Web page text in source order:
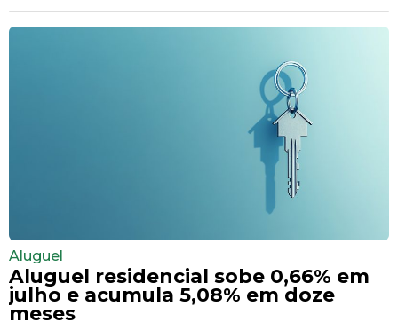
Aluguel
Aluguel residencial sobe 0,66% em
julho e acumula 5,08% em doze
meses